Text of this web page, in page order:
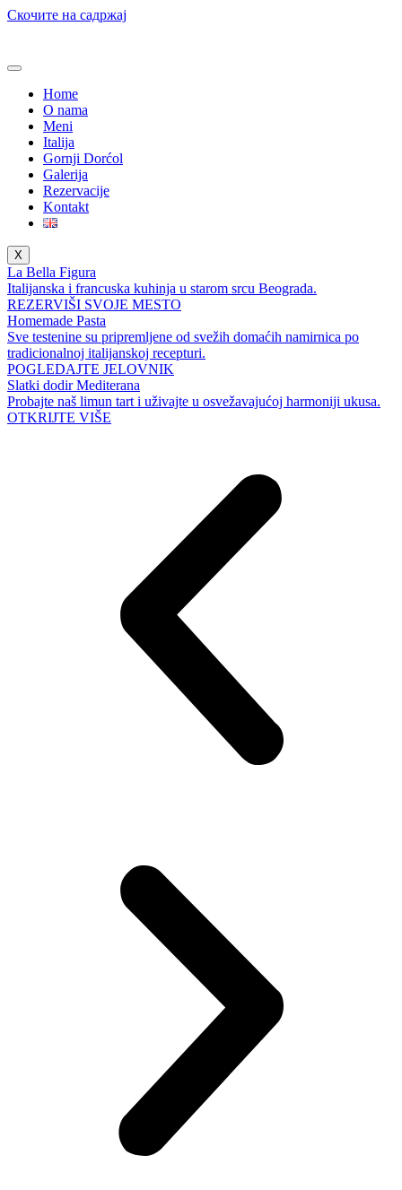
Скочите на садржај
Home
O nama
Meni
Italija
Gornji Dorćol
Galerija
Rezervacije
Kontakt
X
La Bella Figura
Italijanska i francuska kuhinja u starom srcu Beograda.
REZERVIŠI SVOJE MESTO
Homemade Pasta
Sve testenine su pripremljene od svežih domaćih namirnica po
tradicionalnoj italijanskoj recepturi.
POGLEDAJTE JELOVNIK
Slatki dodir Mediterana
Probajte naš limun tart i uživajte u osvežavajućoj harmoniji ukusa.
OTKRIJTE VIŠE